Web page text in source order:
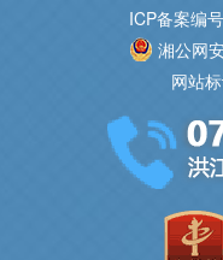
ICP备案编
湘公网
网站